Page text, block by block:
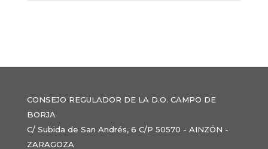
CONSEJO REGULADOR DE LA D.O. CAMPO DE
BORJA
C/ Subida de San Andrés, 6 C/P 50570 - AINZÓN -
ZARAGOZA